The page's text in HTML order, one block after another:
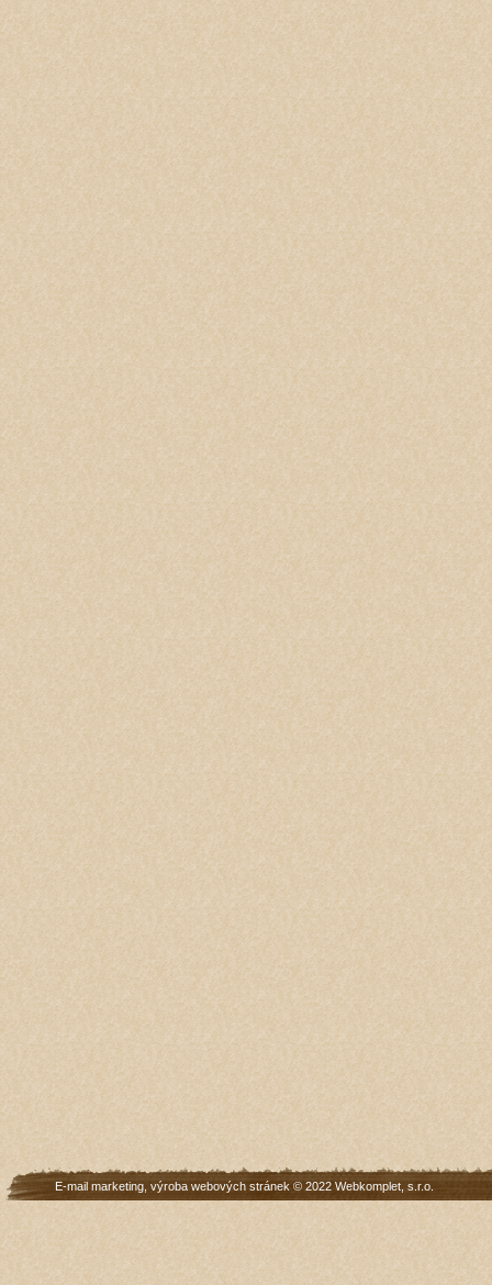
E-mail marketing výroba webových stránek © 2022 Webkomplet, s.r.o.